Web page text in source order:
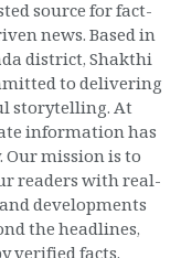
source for fact-
news. Based in
district, Shakthi
to delivering
storytelling. At
information has
Our mission is to
readers with real-
developments
the headlines,